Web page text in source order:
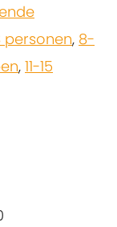
personen, 8-
, 11-15